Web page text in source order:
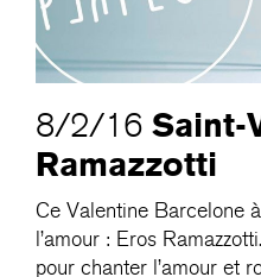
Promotions
Blog
8/2/16 Saint-
Ramazzotti
Ce Valentine Barcelone
l’amour : Eros
pour chanter l’amour et